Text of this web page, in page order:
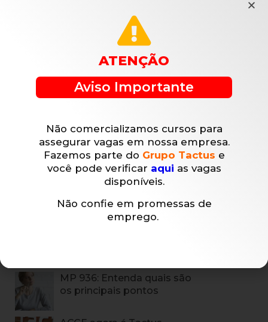
MP 936: Entenda quais são
os principais pontos
ATENÇÃO
Aviso Importante
Não comercializamos cursos para
assegurar vagas em nossa empresa.
Fazemos parte do Grupo Tactus e
você pode verificar aqui as vagas
disponíveis.
Não confie em promessas de
emprego.